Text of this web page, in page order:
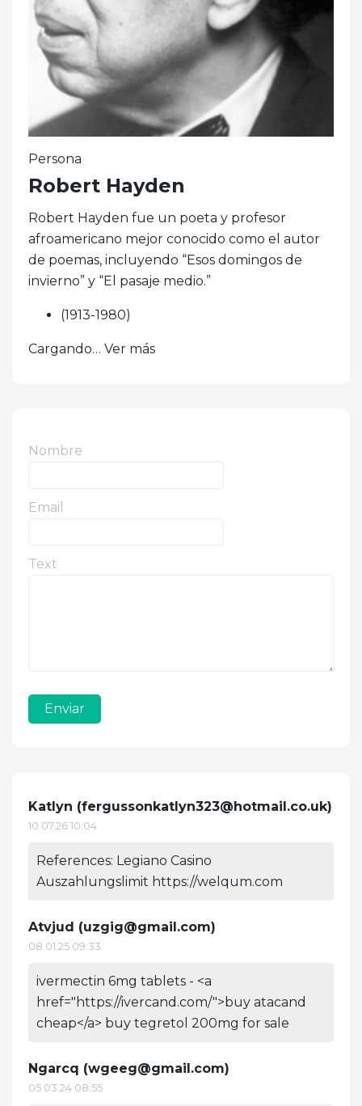
Persona
Robert Hayden
Robert Hayden fue un poeta y profesor
afroamericano mejor conocido como el autor
de poemas, incluyendo “Esos domingos de
invierno” y “El pasaje medio.”
(1913-1980)
Cargando… Ver más
Nombre
Email
Text
Enviar
Katlyn (fergussonkatlyn323@hotmail.co.uk)
10.07.26 10:04
References: Legiano Casino
Auszahlungslimit https://welqum.com
Atvjud (uzgig@gmail.com)
08.01.25 09:33
ivermectin 6mg tablets - <a
href="https://ivercand.com/">buy atacand
cheap</a> buy tegretol 200mg for sale
Ngarcq (wgeeg@gmail.com)
05.03.24 08:55